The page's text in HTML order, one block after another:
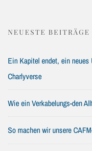
NEUESTE BEITRÄGE
Ein Kapitel endet, ein
Charlyverse
Wie ein Verkabelungs-den
So machen wir unsere